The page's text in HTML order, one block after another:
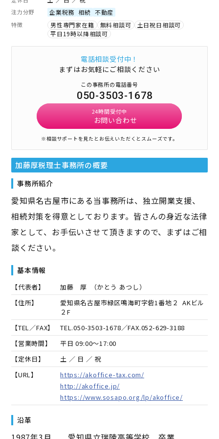
注力分野 企業税務 相続 不動産
特徴 男性専門家在籍 無料相談可
土日祝日相談可
平日19時以降相談可
電話相談受付中！
まずはお気軽にご相談ください
この事務所の電話番号
050-3503-1678
24時間受付中
お問い合わせ
※相談サポートを見たとお伝えいただくとスムーズです。
加藤厚税理士事務所の概要
事務所紹介
愛知県名古屋市にある当事務所は、独立開業支援、
相続対策を得意としております。皆さんの身近な法律
家として、お手伝いさせて頂きますので、まずはご相
談ください。
基本情報
【代表者】 加藤 厚 （かとう あつし）
【住所】
愛知県名古屋市緑区鳴海町字砦1番地２ AKビル
２F
【TEL／FAX】
TEL.050-3503-1678／FAX.052-629-3188
【営業時間】
平日 09:00～17:00
【定休日】
土 ／ 日 ／ 祝
【URL】
https://akoffice-tax.com/
http://akoffice.jp/
https://www.sosapo.org/lp/akoffice/
沿革